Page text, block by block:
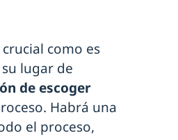
como es
su lugar de
de escoger
Habrá una
el proceso,